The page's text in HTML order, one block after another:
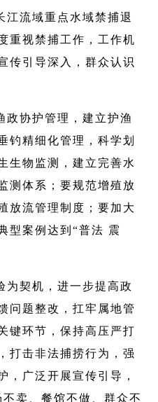
江流域重点水域禁捕退
重视禁捕工作，工作机
传引导深入，群众认识
政协护管理，建立护渔
钓精细化管理，科学划
生物监测，建立完善水
测体系；要规范增殖放
放流管理制度；要加大
型案例达到“普法 震
为契机，进一步提高政
问题整改，扛牢属地管
键环节，保持高压严打
打击非法捕捞行为，强
，广泛开展宣传引导，
卖、餐馆不做、群众不